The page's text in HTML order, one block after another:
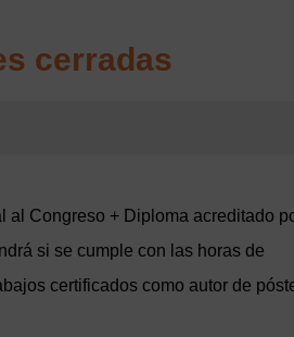
cerradas
al Congreso + Diploma acreditado
si se cumple con las horas de
certificados como autor de